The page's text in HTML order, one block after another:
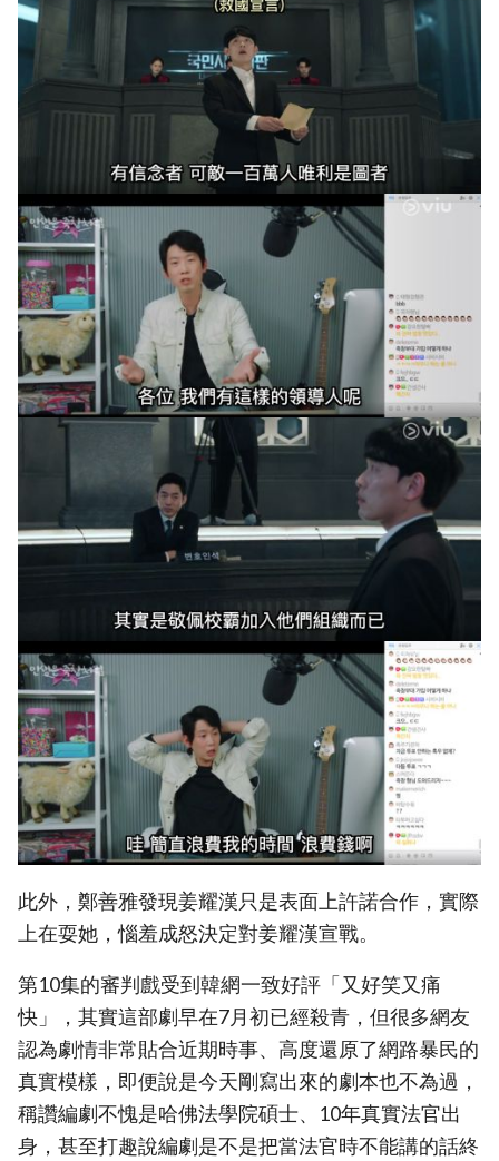
此外，鄭善雅發現姜耀漢只是表面上許諾合作，實際
上在耍她，惱羞成怒決定對姜耀漢宣戰。
第10集的審判戲受到韓網一致好評「又好笑又痛
快」，其實這部劇早在7月初已經殺青，但很多網友
認為劇情非常貼合近期時事、高度還原了網路暴民的
真實模樣，即便說是今天剛寫出來的劇本也不為過，
稱讚編劇不愧是哈佛法學院碩士、10年真實法官出
身，甚至打趣說編劇是不是把當法官時不能講的話終